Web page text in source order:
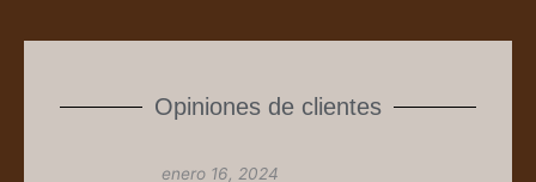
Opiniones de clientes
enero 16, 2024